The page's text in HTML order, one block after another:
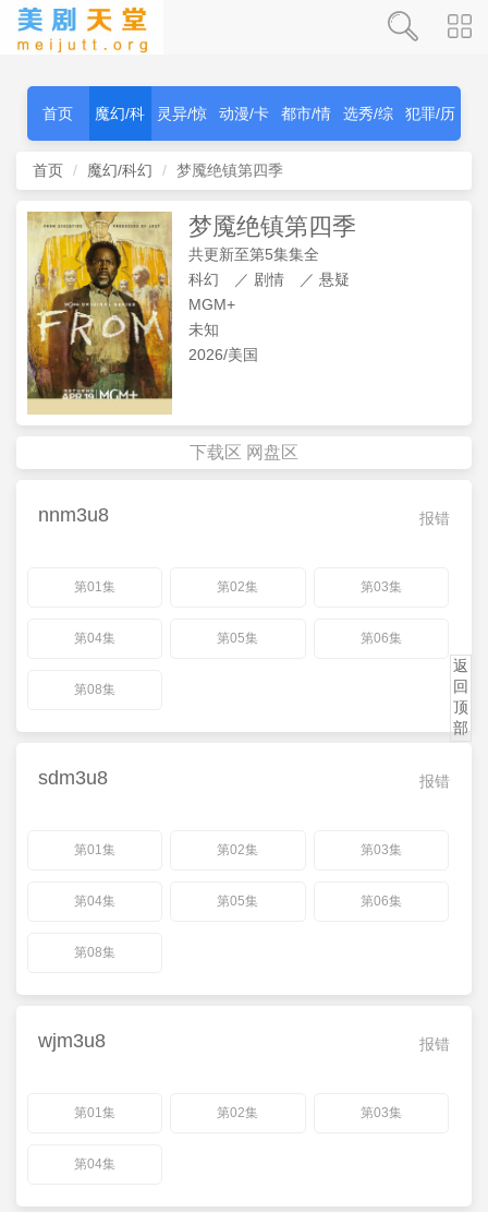
首页 魔幻/科
幻
灵异/惊
秫
动漫/卡
通
都市/情 选秀/综 犯罪/历
首页 魔幻/科幻 梦魇绝镇第四季
梦魇绝镇第四季
共更新至第5集集全
科幻
／ 剧情 ／ 悬疑
MGM+
未知
2026/美国
下载区 网盘区
报错
nnm3u8
第01集 第02集 第03集
第04集 第05集 第06集
第08集
报错
sdm3u8
第01集 第02集 第03集
第04集 第05集 第06集
第08集
报错
wjm3u8
第01集 第02集 第03集
第04集
返
回
顶
部